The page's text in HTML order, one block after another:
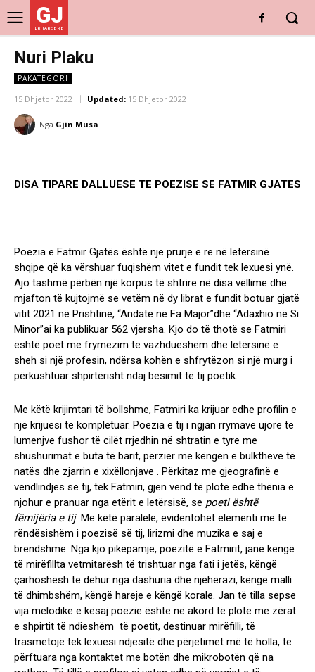
GJ
DRITARE E RE
Nuri Plaku
PAKATEGORI
15 Dhjetor 2022 Updated: 15 Dhjetor 2022
Nga Gjin Musa
DISA TIPARE DALLUESE TE POEZISE SE FATMIR GJATES
Poezia e Fatmir Gjatës është një prurje e re në letërsinë
shqipe që ka vërshuar fuqishëm vitet e fundit tek lexuesi ynë.
Ajo tashmë përbën një korpus të shtrirë në disa vëllime dhe
mjafton të kujtojmë se vetëm në dy librat e fundit botuar gjatë
vitit 2021 në Prishtinë, “Andate në Fa Major”dhe “Adaxhio në Si
Minor”ai ka publikuar 562 vjersha. Kjo do të thotë se Fatmiri
është poet me frymëzim të vazhdueshëm dhe letërsinë e
sheh si një profesin, ndërsa kohën e shfrytëzon si një murg i
përkushtuar shpirtërisht ndaj besimit të tij poetik.
Me këtë krijimtari të bollshme, Fatmiri ka krijuar edhe profilin e
një krijuesi të kompletuar. Poezia e tij i ngjan rrymave ujore të
lumenjve fushor të cilët rrjedhin në shtratin e tyre me
shushurimat e buta të barit, përzier me këngën e bulktheve të
natës dhe zjarrin e xixëllonjave . Përkitaz me gjeografinë e
vendlindjes së tij, tek Fatmiri, gjen vend të plotë edhe thënia e
njohur e pranuar nga etërit e letërsisë, se poeti është
fëmijëria e tij. Me këtë paralele, evidentohet elementi më të
rëndësishëm i poezisë së tij, lirizmi dhe muzika e saj e
brendshme. Nga kjo pikëpamje, poezitë e Fatmirit, janë këngë
të mirëfillta vetmitarësh të trishtuar nga fati i jetës, këngë
çarhoshësh të dehur nga dashuria dhe njëherazi, këngë malli
të dhimbshëm, këngë hareje e këngë korale. Jan të tilla sepse
vija melodike e kësaj poezie është në akord të plotë me zërat
e shpirtit të ndieshëm të poetit, destinuar mirëfilli, të
trasmetojë tek lexuesi ndjesitë dhe përjetimet më të holla, të
përftuara nga kontaktet me botën dhe mikrobotën që na